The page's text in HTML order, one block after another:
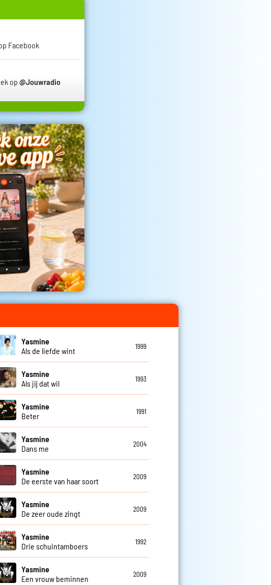
Facebook
op @Jouwradio
Yasmine
Als de liefde wint
1999
Yasmine
Als jij dat wil
1993
Yasmine
Beter
1991
Yasmine
Dans me
2004
Yasmine
De eerste van haar soort
2009
Yasmine
De zeer oude zingt
2009
Yasmine
Drie schuintamboers
1992
Yasmine
Een vrouw beminnen
2009